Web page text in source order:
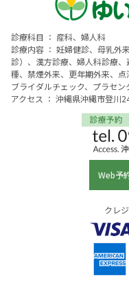
診療科目 ： 産科、婦人科
診療内容 ： 妊婦健診、母乳外
診）、漢方診療、婦人科診療
種、禁煙外来、更年期外来、点
ブライダルチェック、プラセン
アクセス ： 沖縄県沖縄市登川
Web予
クレ